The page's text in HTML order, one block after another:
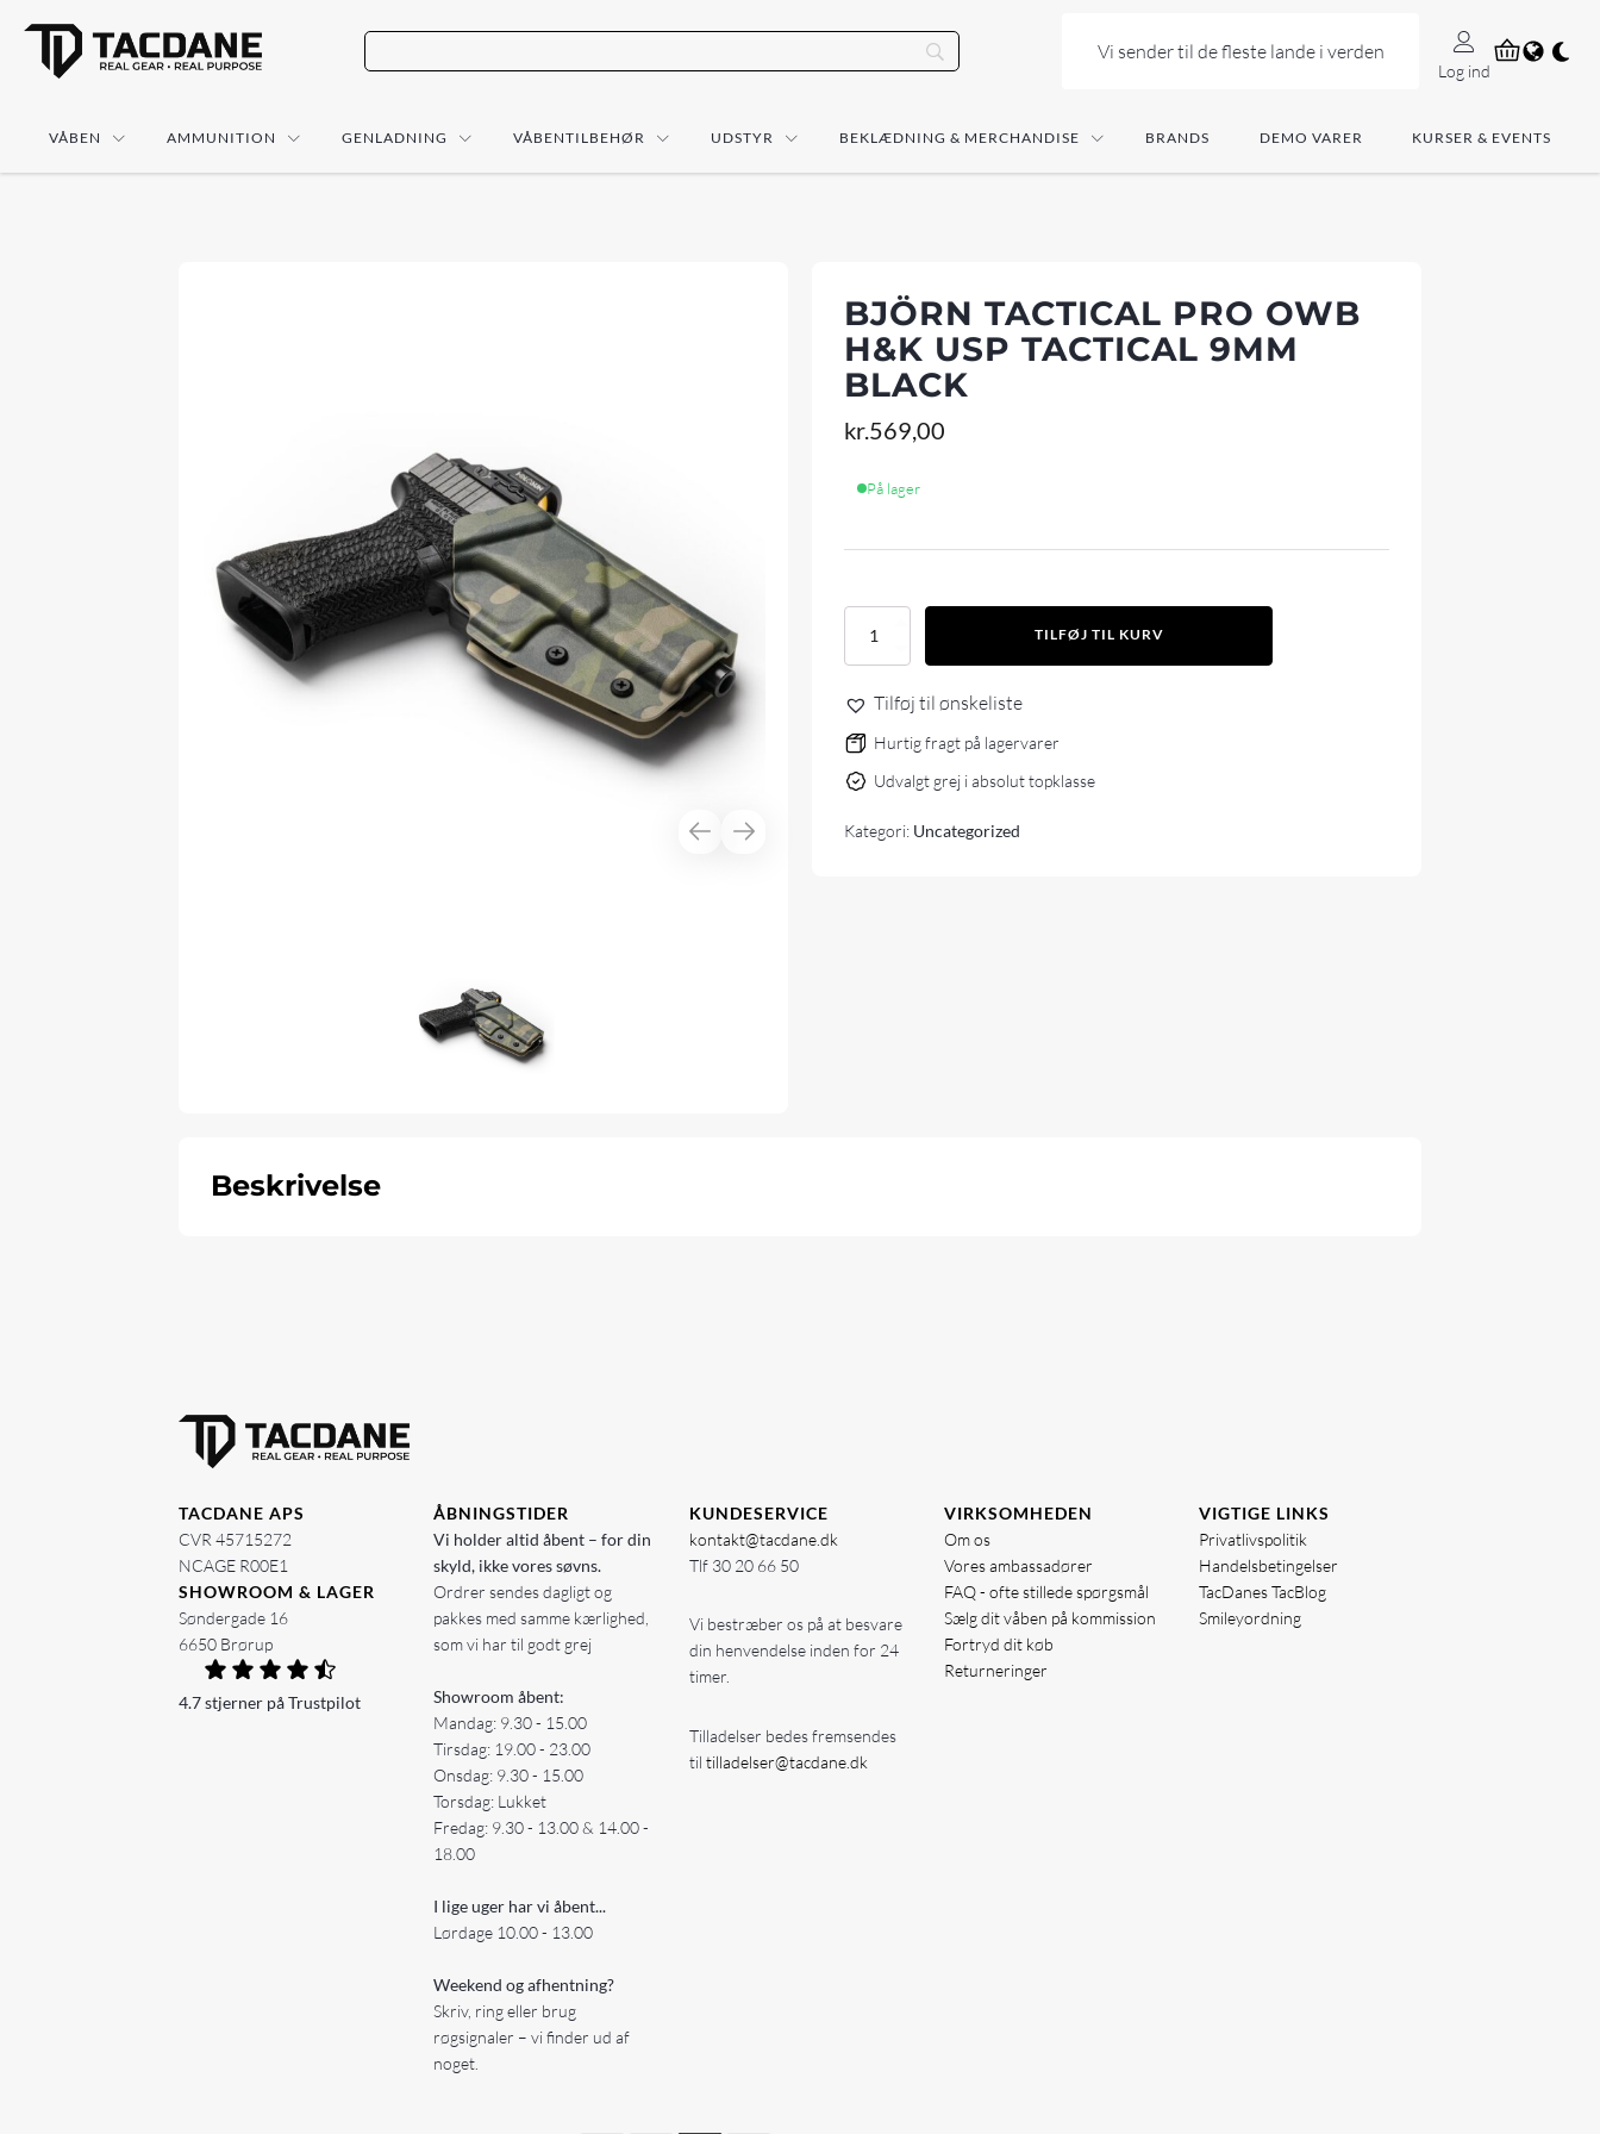
Vi sender til de fleste lande i verden
Log ind
VÅBEN AMMUNITION GENLADNING VÅBENTILBEHØR UDSTYR BEKLÆDNING & MERCHANDISE BRANDS DEMO VARER KURSER & EVENTS
BJÖRN TACTICAL PRO OWB
H&K USP TACTICAL 9MM
BLACK
kr. 569,00
På lager
Björn
OWB
H&K
USP
9mm
antal
TILFØJ TIL KURV
Tilføj til ønskeliste
Hurtig fragt på lagervarer
Udvalgt grej i absolut topklasse
Kategori: Uncategorized
Beskrivelse
TACDANE APS
CVR 45715272
NCAGE R00E1
SHOWROOM & LAGER
Søndergade 16
6650 Brørup
4.7 stjerner på Trustpilot
ÅBNINGSTIDER
Vi holder altid åbent – for din
skyld, ikke vores søvns.
Ordrer sendes dagligt og
pakkes med samme kærlighed,
som vi har til godt grej
Showroom åbent:
Mandag: 9.30 - 15.00
Tirsdag: 19.00 - 23.00
Onsdag: 9.30 - 15.00
Torsdag: Lukket
Fredag: 9.30 - 13.00 & 14.00 -
18.00
I lige uger har vi åbent...
Lørdage 10.00 - 13.00
Weekend og afhentning?
Skriv, ring eller brug
røgsignaler – vi finder ud af
noget.
KUNDESERVICE
kontakt@tacdane.dk
Tlf 30 20 66 50
Vi bestræber os på at besvare
din henvendelse inden for 24
timer.
Tilladelser bedes fremsendes
til tilladelser@tacdane.dk
VIRKSOMHEDEN
Om os
Vores ambassadører
FAQ - ofte stillede spørgsmål
Sælg dit våben på kommission
Fortryd dit køb
Returneringer
VIGTIGE LINKS
Privatlivspolitik
Handelsbetingelser
TacDanes TacBlog
Smileyordning